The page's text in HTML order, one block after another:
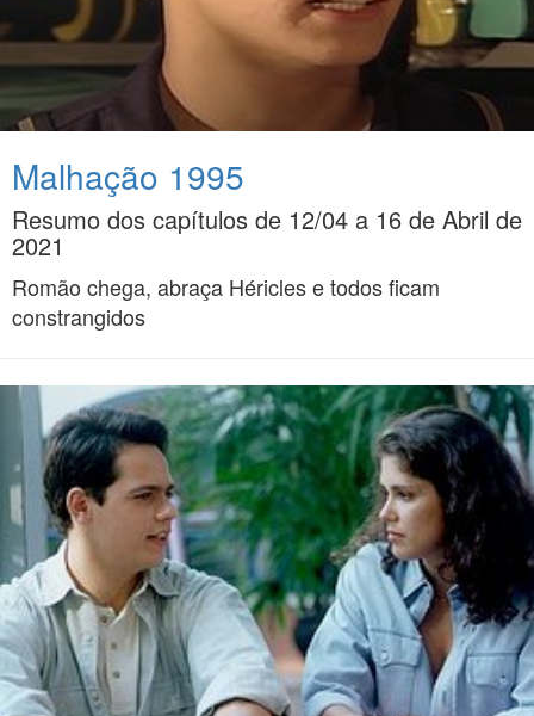
Malhação 1995
Resumo dos capítulos de 12/04 a 16 de Abril de
2021
Romão chega, abraça Héricles e todos ficam
constrangidos